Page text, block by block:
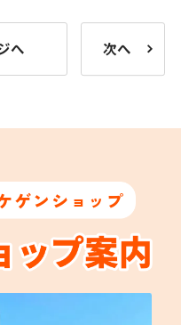
へ 次へ
ゲンショップ